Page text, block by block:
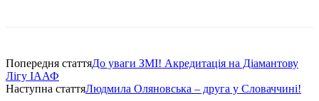
Попередня статтяДо уваги ЗМІ! Акредитація на Діамантову
Лігу ІААФ
Наступна статтяЛюдмила Оляновська – друга у Словаччині!